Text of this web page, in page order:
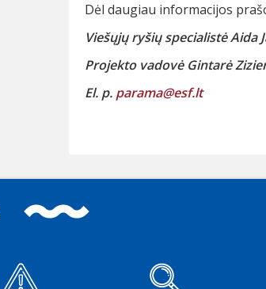
Dėl daugiau informacijos
Viešųjų ryšių specialistė Aida
Projekto vadovė Gintarė
El. p. parama@esf.lt